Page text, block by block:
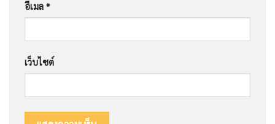
อีเมล *
เว็บไซต์